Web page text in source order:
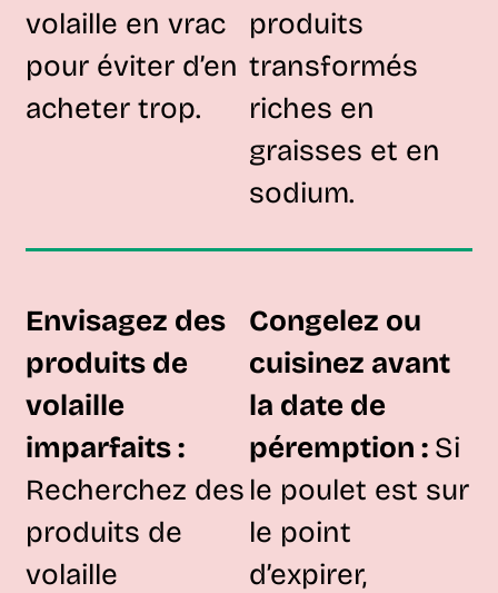
volaille en vrac
pour éviter d’en
acheter trop.
produits
transformés
riches en
graisses et en
sodium.
Envisagez des
produits de
volaille
imparfaits :
Recherchez des
produits de
volaille
Congelez ou
cuisinez avant
la date de
péremption : Si
le poulet est sur
le point
d’expirer,